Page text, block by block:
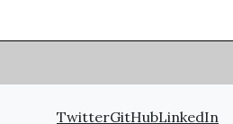
TwitterGitHubLinkedIn